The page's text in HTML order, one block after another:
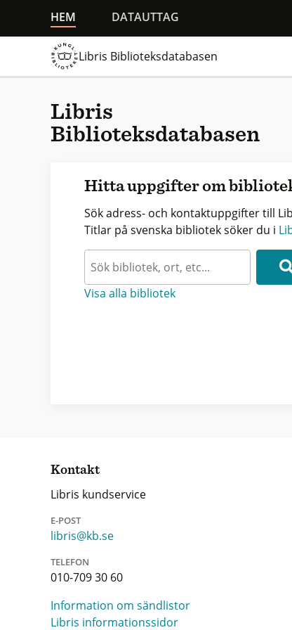
HEM DATAUTTAG
Libris Biblioteksdatabasen
Libris
Biblioteksdatabasen
Hitta uppgifter om
Sök adress- och kontaktuppgifter till
Titlar på svenska bibliotek söker du i
Visa alla bibliotek
Kontakt
Libris kundservice
E-POST
libris@kb.se
TELEFON
010-709 30 60
Information om sändlistor
Libris informationssidor